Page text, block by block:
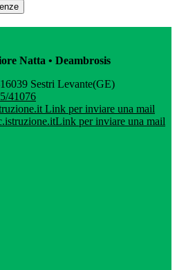
Natta • Deambrosis
Sestri Levante(GE)
41076
Link per inviare una mail
Link per inviare una mail